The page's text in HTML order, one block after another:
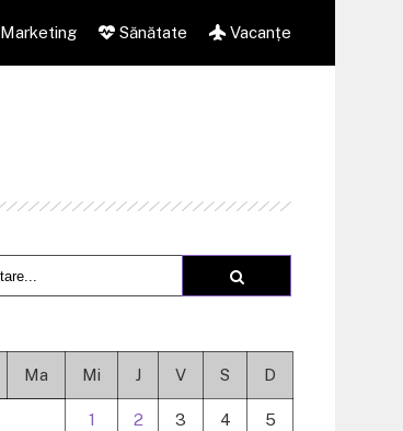
Marketing Sănătate Vacanțe
Ma Mi J V S D
1 2 3 4 5